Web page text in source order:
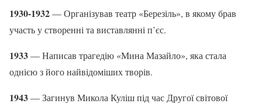
1930-1932— Організував театр «Березіль», в якому брав
участь у створенні та виставлянні п’єс.
1933— Написав трагедію «Мина Мазайло», яка стала
однією з його найвідоміших творів.
1943— Загинув Микола Куліш під час Другої світової